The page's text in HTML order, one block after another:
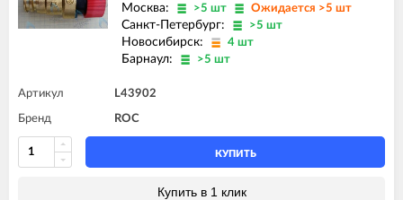
Москва: >5 шт Ожидается >5 шт
Санкт-Петербург: >5 шт
Новосибирск: 4 шт
Барнаул: >5 шт
Артикул L43902
Бренд ROC
КУПИТЬ
Купить в 1 клик